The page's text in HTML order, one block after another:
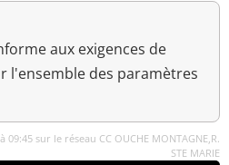
aux exigences de
l'ensemble des paramètres
sur le réseau CC OUCHE MONTAGNE,R.
STE MARIE